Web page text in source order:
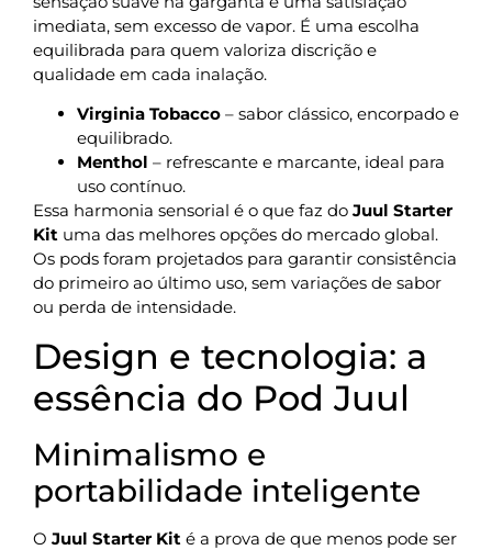
imediata, sem excesso de vapor. É uma escolha
equilibrada para quem valoriza discrição e
qualidade em cada inalação.
Virginia Tobacco – sabor clássico, encorpado e
equilibrado.
Menthol – refrescante e marcante, ideal para
uso contínuo.
Essa harmonia sensorial é o que faz do Juul Starter
Kit uma das melhores opções do mercado global.
Os pods foram projetados para garantir consistência
do primeiro ao último uso, sem variações de sabor
ou perda de intensidade.
Design e tecnologia: a
essência do Pod Juul
Minimalismo e
portabilidade inteligente
O Juul Starter Kit é a prova de que menos pode ser